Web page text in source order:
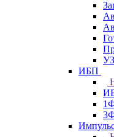
ИБП